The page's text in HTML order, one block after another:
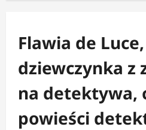
Flawia de Luce,
dziewczynka z
na detektywa,
powieści